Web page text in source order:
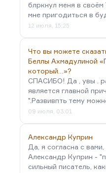
блркнул меня в своём
мне пригодиться в
12 июля, 15:25
Что вы можете
Беллы Ахмадулиной
который…»?
СПАСИБО! Да , увы .
является главной
".Развивпть тему
09 июля, 03:01
Александр Куприн
Да, я согласна с
Александр Куприн -
сильный писатель,